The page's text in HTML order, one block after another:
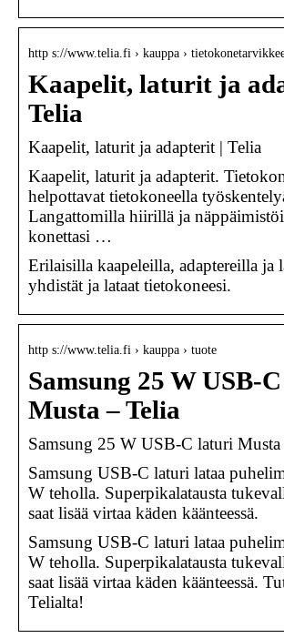
http s://www.telia.fi › kauppa ›
Kaapelit, laturit ja
Telia
Kaapelit, laturit ja adapterit | Telia
Kaapelit, laturit ja adapterit.
helpottavat tietokoneella
Langattomilla hiirillä ja
konettasi …
Erilaisilla kaapeleilla, adaptereilla ja
yhdistät ja lataat tietokoneesi.
http s://www.telia.fi › kauppa › tuote
Samsung 25 W USB-
Musta – Telia
Samsung 25 W USB-C laturi Musta
Samsung USB-C laturi lataa
W teholla. Superpikalatausta
saat lisää virtaa käden käänteessä.
Samsung USB-C laturi lataa
W teholla. Superpikalatausta
saat lisää virtaa käden käänteessä.
Telialta!